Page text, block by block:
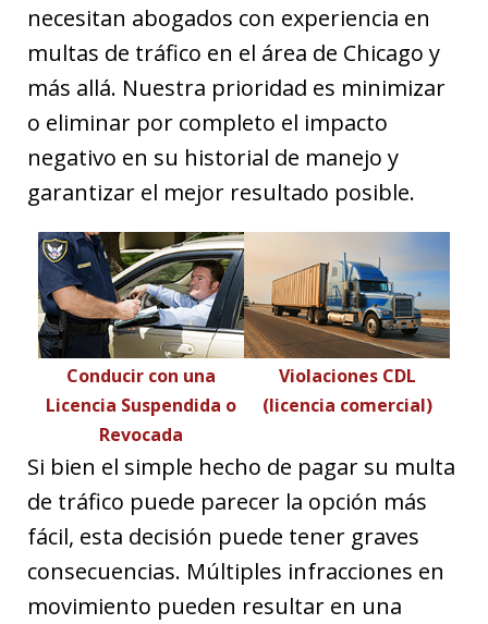
necesitan abogados con experiencia en
multas de tráfico en el área de Chicago y
más allá. Nuestra prioridad es minimizar
o eliminar por completo el impacto
negativo en su historial de manejo y
garantizar el mejor resultado posible.
Conducir con una
Licencia Suspendida o
Revocada
Violaciones CDL
(licencia comercial)
Si bien el simple hecho de pagar su multa
de tráfico puede parecer la opción más
fácil, esta decisión puede tener graves
consecuencias. Múltiples infracciones en
movimiento pueden resultar en una